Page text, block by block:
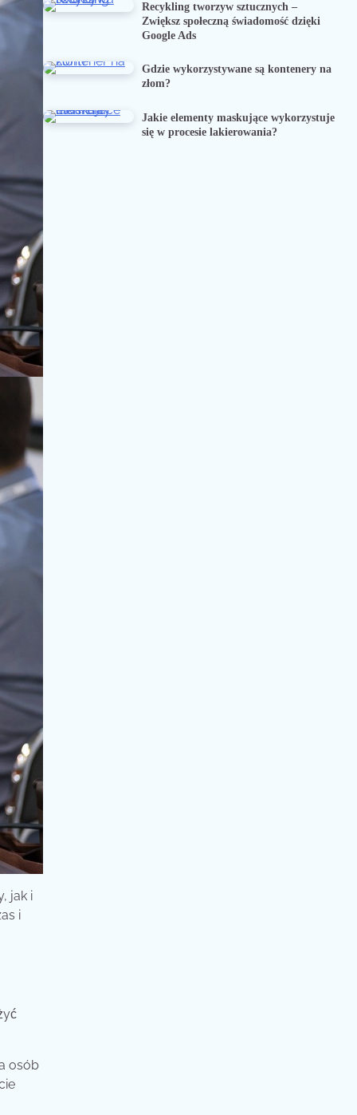
jak i
i
osób
Recykling tworzyw sztucznych –
Zwiększ społeczną świadomość dzięki
Google Ads
Gdzie wykorzystywane są kontenery na
złom?
Jakie elementy maskujące wykorzystuje
się w procesie lakierowania?